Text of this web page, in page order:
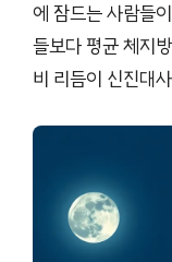
에 잠드는 사람들
들보다 평균 체지
비 리듬이 신진대